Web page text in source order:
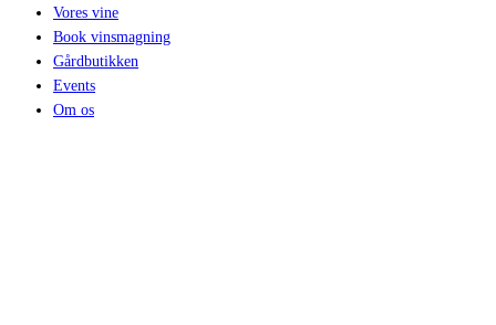
Vores vine
Book vinsmagning
Gårdbutikken
Events
Om os